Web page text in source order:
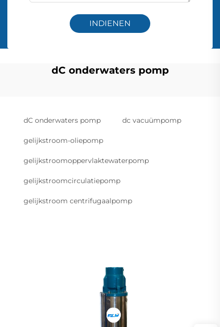
INDIENEN
dC onderwaters pomp
dC onderwaters pomp dc vacuümpomp
gelijkstroom-oliepomp
gelijkstroomoppervlaktewaterpomp
gelijkstroomcirculatiepomp
gelijkstroom centrifugaalpomp